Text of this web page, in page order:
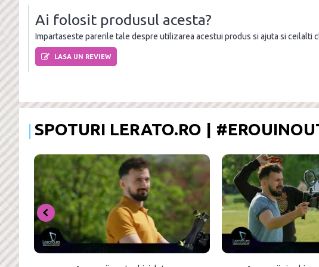
Ai folosit produsul acesta?
Impartaseste parerile tale despre utilizarea acestui produs si ajuta si ceilalti
LASA UN REVIEW
SPOTURI LERATO.RO |